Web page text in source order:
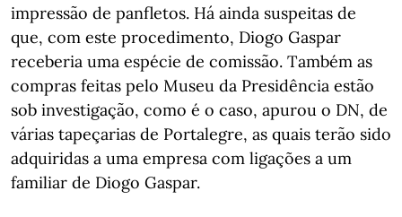
impressão de panfletos. Há ainda suspeitas de
que, com este procedimento, Diogo Gaspar
receberia uma espécie de comissão. Também as
compras feitas pelo Museu da Presidência estão
sob investigação, como é o caso, apurou o DN, de
várias tapeçarias de Portalegre, as quais terão sido
adquiridas a uma empresa com ligações a um
familiar de Diogo Gaspar.